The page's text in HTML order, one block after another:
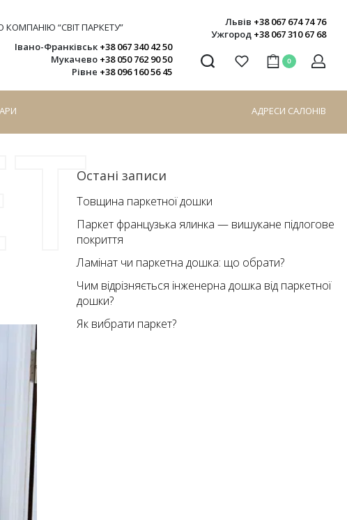
КОМПАНІЮ “СВІТ ПАРКЕТУ” Львів +38 067 674 74 76
Ужгород +38 067 310 67 68
Івано-Франківськ +38 067 340 42 50
Мукачево +38 050 762 90 50
Рівне +38 096 160 56 45
0
АДРЕСИ САЛОНІВ
Остані записи
Товщина паркетної дошки
Паркет французька ялинка — вишукане підлогове
покриття
Ламінат чи паркетна дошка: що обрати?
Чим відрізняється інженерна дошка від паркетної
дошки?
Як вибрати паркет?